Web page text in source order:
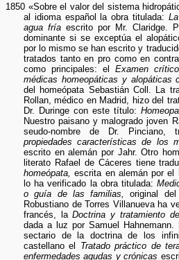
1850 «Sobre el valor del sistema
al idioma español la obra titulada:
agua fríaescrito por Mr. Claridge.
dominante si se exceptúa el
por lo mismo se han escrito y
tratados tanto en pro como en
como principales: elExamen
médicas homeopáticas y alopáticas
del homeópata Sebastián Coll. La
Rollan, médico en Madrid, hizo del
Dr. Duringe con este título:
Nuestro paisano y malogrado joven
seudo-nombre de Dr. Pinciano,
propiedades características de los
escrito en alemán por Jahr. Otro
literato Rafael de Cáceres tiene
homeópata, escrita en alemán por el
lo ha verificado la obra titulada:
o guía de las familias,
original
Robustiano de Torres Villanueva ha
francés, laDoctrina y tratamiento
dada a luz por Samuel
sectario de la doctrina de los
castellano el Tratado práctico de
enfermedades agudas y crónicas